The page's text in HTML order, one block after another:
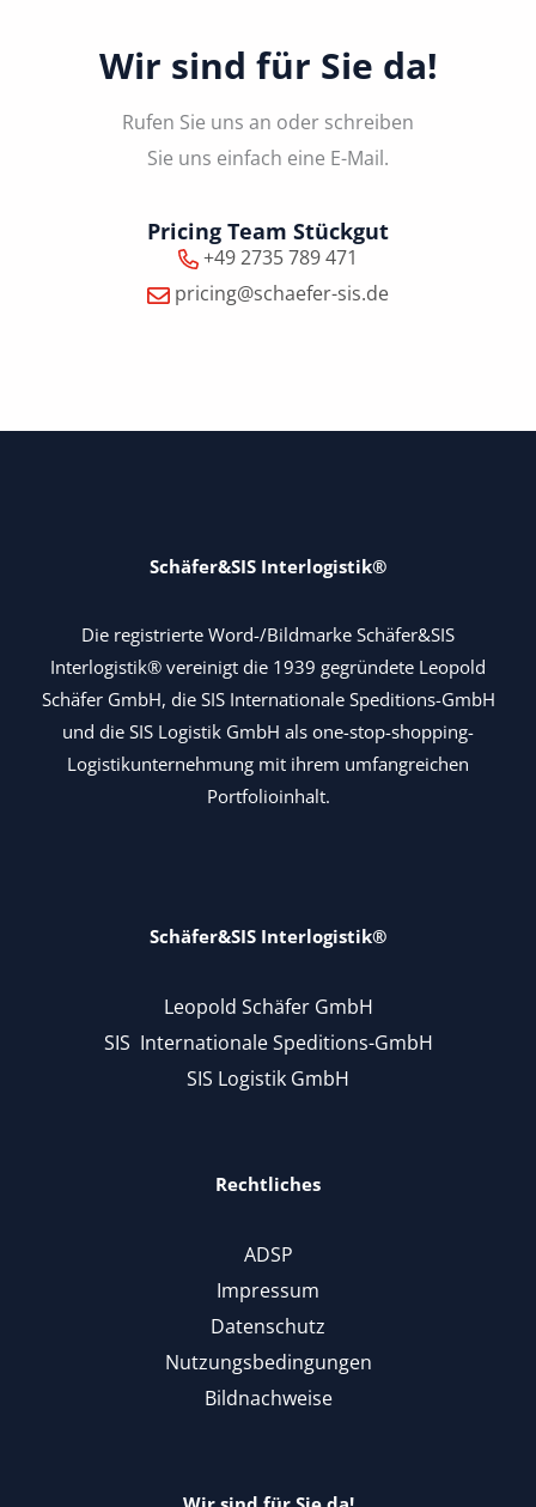
Wir sind für Sie da!
Rufen Sie uns an oder schreiben
Sie uns einfach eine E-Mail.
Pricing Team Stückgut
+49 2735 789 471
pricing@schaefer-sis.de
Schäfer&SIS Interlogistik®
Die registrierte Word-/Bildmarke Schäfer&SIS
Interlogistik® vereinigt die 1939 gegründete Leopold
Schäfer GmbH, die SIS Internationale Speditions-GmbH
und die SIS Logistik GmbH als one-stop-shopping-
Logistikunternehmung mit ihrem umfangreichen
Portfolioinhalt.
Schäfer&SIS Interlogistik®
Leopold Schäfer GmbH
SIS Internationale Speditions-GmbH
SIS Logistik GmbH
Rechtliches
ADSP
Impressum
Datenschutz
Nutzungsbedingungen
Bildnachweise